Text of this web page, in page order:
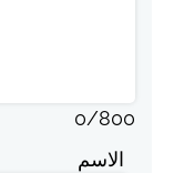
0/800
الاسم